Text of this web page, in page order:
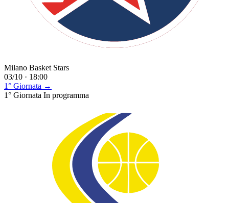
Milano Basket Stars
03/10 · 18:00
1° Giornata →
1° Giornata In programma